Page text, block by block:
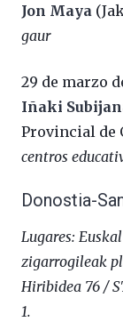
Jon Maya
gaur
29 de marzo
Iñaki
Provincial de
centros
Donostia-
Lugares:
zigarrogileak
Hiribidea 76 /
1.